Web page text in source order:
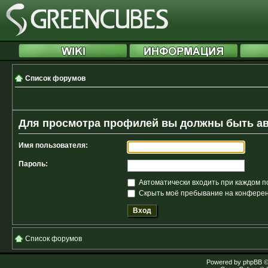
Список форумов
Для просмотра профилей вы должны быть
Имя пользователя:
Пароль:
Автоматически входить при каждом
Скрыть моё пребывание на
Список форумов
Powered by phpBB